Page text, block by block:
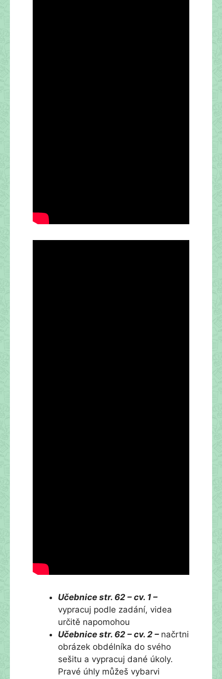
Učebnice str. 62 – cv. 1 –
vypracuj podle zadání, videa
určitě napomohou
Učebnice str. 62 – cv. 2 – načrtni
obrázek obdélníka do svého
sešitu a vypracuj dané úkoly.
Pravé úhly můžeš vybarvi